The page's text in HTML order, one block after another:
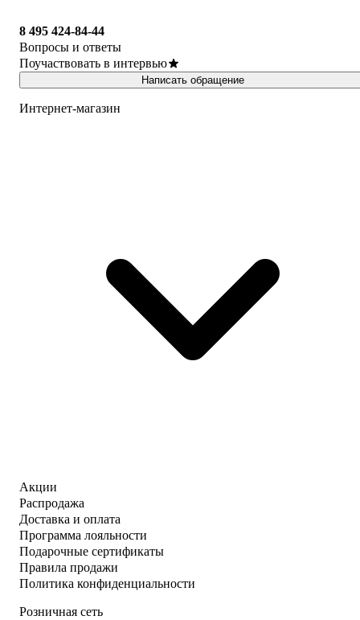
8 495 424-84-44
Вопросы и ответы
Поучаствовать в интервью
Написать обращение
Интернет-магазин
Акции
Распродажа
Доставка и оплата
Программа лояльности
Подарочные сертификаты
Правила продажи
Политика конфиденциальности
Розничная сеть